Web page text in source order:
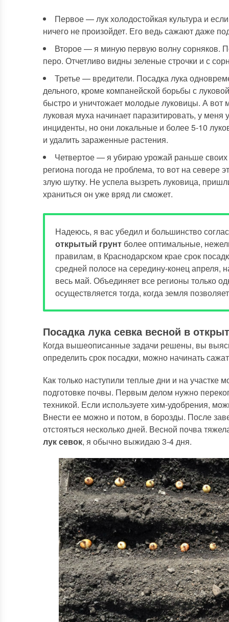
Первое — лук холодостойкая культура и
ничего не произойдет. Его ведь сажают даже
Второе — я миную первую волну сорняков.
перо. Отчетливо видны зеленые строчки и с
Третье — вредители. Посадка лука
дельного, кроме компанейской борьбы с
быстро и уничтожает молодые луковицы. А вот
луковая муха начинает паразитировать, у
инциденты, но они локальные и более 5-10
и удалить зараженные растения.
Четвертое — я убираю урожай раньше
региона погода не проблема, то вот на севере
злую шутку. Не успела вызреть луковица,
храниться он уже вряд ли сможет.
Надеюсь, я вас убедил и большинство
открытый грунт более оптимальные,
правилам, в Краснодарском крае срок
средней полосе на середину-конец апреля,
весь май. Объединяет все регионы только
осуществляется тогда, когда земля
Посадка лука севка весной в
Когда вышеописанные задачи решены, вы
определить срок посадки, можно начинать
Как только наступили теплые дни и на участке
подготовке почвы. Первым делом нужно
техникой. Если используете хим-удобрения,
Внести ее можно и потом, в борозды. После
отстояться несколько дней. Весной почва
лук севок, я обычно выжидаю 3-4 дня.